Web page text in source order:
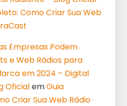
Como Criar Sua Web
Empresas Podem
e Web Rádios para
em 2024 – Digital
OficialemGuia
Criar Sua Web Rádio